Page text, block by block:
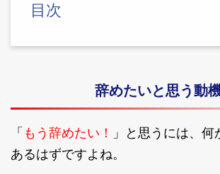
目次
辞めたいと思う動
「 もう辞めたい！
」と思うには、
あるはずですよね。